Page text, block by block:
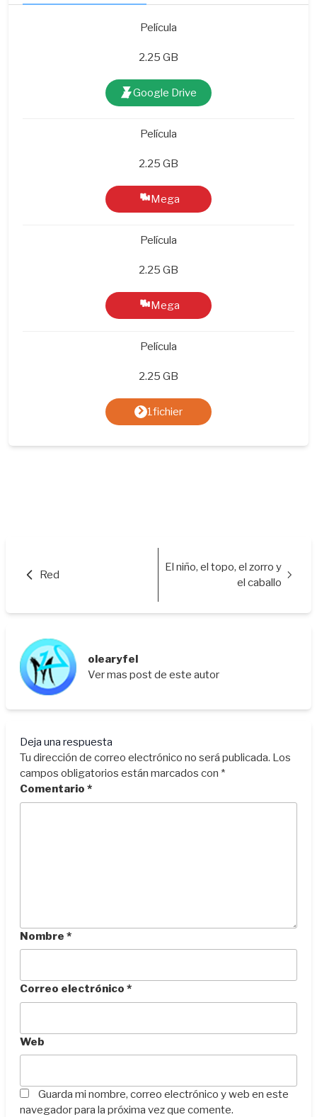
Película
2.25 GB
Google Drive
Película
2.25 GB
Mega
Película
2.25 GB
Mega
Película
2.25 GB
1fichier
Red
El niño, el topo, el zorro y
el caballo
olearyfel
Ver mas post de este autor
Deja una respuesta
Tu dirección de correo electrónico no será publicada. Los
campos obligatorios están marcados con *
Comentario *
Nombre *
Correo electrónico *
Web
Guarda mi nombre, correo electrónico y web en este
navegador para la próxima vez que comente.